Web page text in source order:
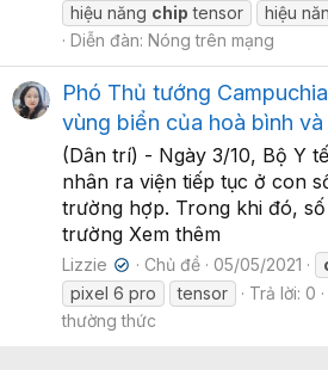
hiệu năng chip tensor hiệu
Diễn đàn: Nóng trên mạng
Phó Thủ tướng
vùng biển của hoà bình và
(Dân trí) - Ngày 3/10, Bộ Y
nhân ra viện tiếp tục ở con
trường hợp. Trong khi đó,
trường Xem thêm
Lizzie ✔ Chủ đề 05/05/2021
pixel 6 pro
tensor Trả lời: 0
thường thức